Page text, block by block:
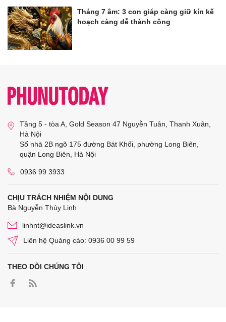
Tháng 7 âm: 3 con giáp càng giữ kín kế
hoạch càng dễ thành công
Tầng 5 - tòa A, Gold Season 47 Nguyễn Tuân, Thanh Xuân,
Hà Nội
Số nhà 2B ngõ 175 đường Bát Khối, phường Long Biên,
quận Long Biên, Hà Nội
0936 99 3933
CHỊU TRÁCH NHIỆM NỘI DUNG
Bà Nguyễn Thùy Linh
linhnt@ideaslink.vn
Liên hệ Quảng cáo: 0936 00 99 59
THEO DÕI CHÚNG TÔI